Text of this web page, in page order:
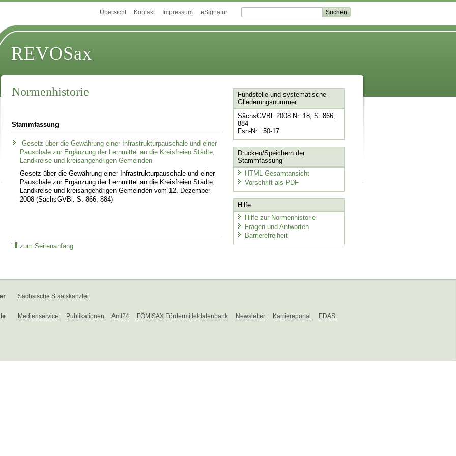
Übersicht Kontakt Impressum eSignatur
REVOSax
Normenhistorie
Stammfassung
Gesetz über die Gewährung einer Infrastrukturpauschale und einer
Pauschale zur Ergänzung der Lernmittel an die Kreisfreien Städte,
Landkreise und kreisangehörigen Gemeinden
Gesetz über die Gewährung einer Infrastrukturpauschale und einer
Pauschale zur Ergänzung der Lernmittel an die Kreisfreien Städte,
Landkreise und kreisangehörigen Gemeinden vom 12. Dezember
2008 (SächsGVBl. S. 866, 884)
zum Seitenanfang
Fundstelle und systematische
Gliederungsnummer
SächsGVBl. 2008 Nr. 18, S. 866,
884
Fsn-Nr.: 50-17
Drucken/Speichern der
Stammfassung
HTML-Gesamtansicht
Vorschrift als PDF
Hilfe
Hilfe zur Normenhistorie
Fragen und Antworten
Barrierefreiheit
Sächsische Staatskanzlei
Medienservice Publikationen Amt24 FÖMISAX Fördermitteldatenbank Newsletter Karriereportal EDAS